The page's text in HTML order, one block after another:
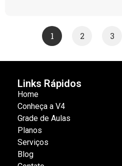
1 2 3
Links Rápidos
Home
Conheça a V4
Grade de Aulas
Planos
Serviços
Blog